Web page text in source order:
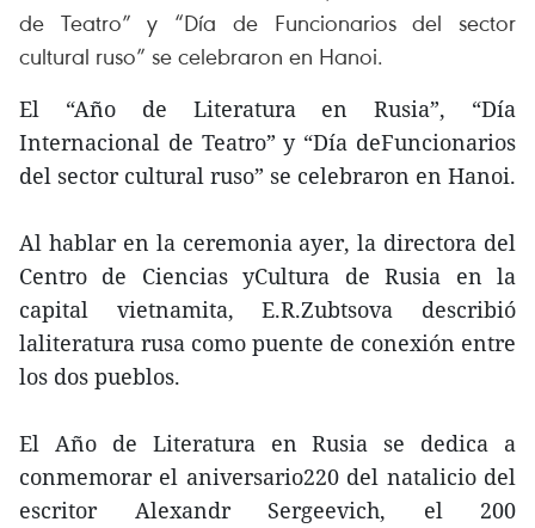
de Teatro” y “Día de Funcionarios del sector
cultural ruso” se celebraron en Hanoi.
El “Año de Literatura en Rusia”, “Día
Internacional de Teatro” y “Día deFuncionarios
del sector cultural ruso” se celebraron en Hanoi.
Al hablar en la ceremonia ayer, la directora del
Centro de Ciencias yCultura de Rusia en la
capital vietnamita, E.R.Zubtsova describió
laliteratura rusa como puente de conexión entre
los dos pueblos.
El Año de Literatura en Rusia se dedica a
conmemorar el aniversario220 del natalicio del
escritor Alexandr Sergeevich, el 200